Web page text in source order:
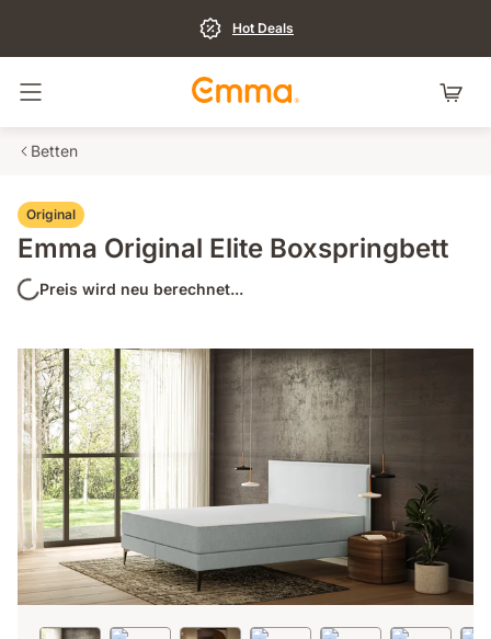
Hot Deals
Navigation umschalten
Betten
Original
Emma Original Elite Boxspringbett
Preis wird neu berechnet...